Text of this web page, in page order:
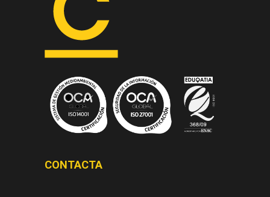
CONTACTA